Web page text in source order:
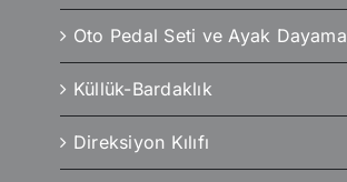
Oto Pedal Seti ve Ayak Dayama
Küllük-Bardaklık
Direksiyon Kılıfı